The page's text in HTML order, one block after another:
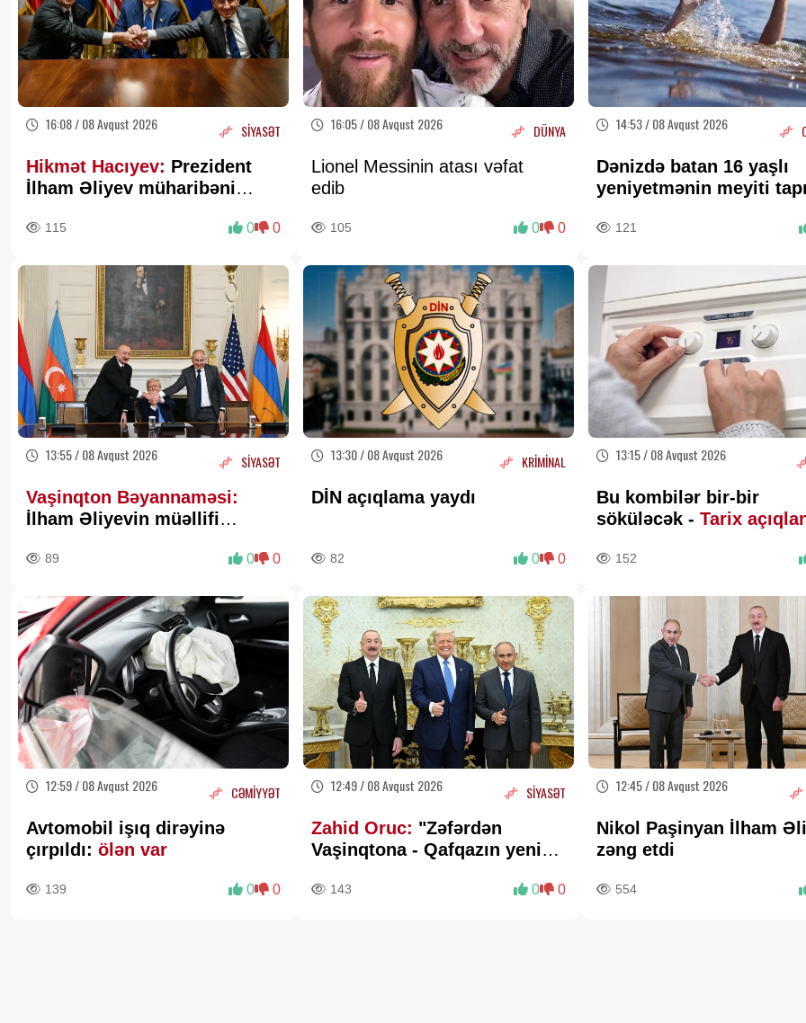
16:08 / 08 Avqust 2026 SİYASƏT
Hikmət Hacıyev: Prezident
İlham Əliyev müharibəni
də qazandı - VİDEO
115 0 0
16:05 / 08 Avqust 2026 DÜNYA
Lionel Messinin atası vəfat
edib
105 0 0
14:53 / 08 Avqust 2026
Dənizdə batan 16 yaşlı
yeniyetmənin meyiti
121
13:55 / 08 Avqust 2026 SİYASƏT
Vaşinqton Bəyannaməsi:
İlham Əliyevin müəllifi
beynəlxalq miqyasda təsdiqi
89 0 0
13:30 / 08 Avqust 2026 KRİMİNAL
DİN açıqlama yaydı
82 0 0
13:15 / 08 Avqust 2026
Bu kombilər bir-bir
söküləcək - Tarix
152
12:59 / 08 Avqust 2026 CƏMİYYƏT
Avtomobil işıq dirəyinə
çırpıldı: ölən var
139 0 0
12:49 / 08 Avqust 2026 SİYASƏT
Zahid Oruc: "Zəfərdən
Vaşinqtona - Qafqazın yeni
143 0 0
12:45 / 08 Avqust 2026
Nikol Paşinyan İlham
zəng etdi
554